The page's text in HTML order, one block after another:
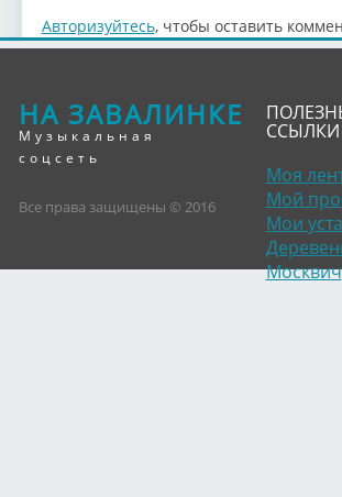
Авторизуйтесь, чтобы оставить
НА ЗАВАЛИНКЕ
Музыкальная
соцсеть
Все права защищены © 2016
ССЫЛКИ
Моя
Мой
Мои
Москвич